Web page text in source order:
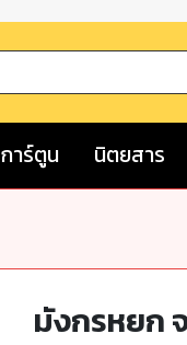
การ์ตูน นิตยสาร
มังกรหยก